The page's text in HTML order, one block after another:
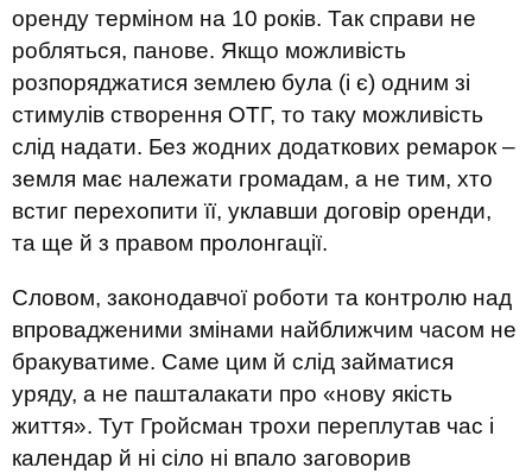
оренду терміном на 10 років. Так справи не
робляться, панове. Якщо можливість
розпоряджатися землею була (і є) одним зі
стимулів створення ОТГ, то таку можливість
слід надати. Без жодних додаткових ремарок –
земля має належати громадам, а не тим, хто
встиг перехопити її, уклавши договір оренди,
та ще й з правом пролонгації.
Словом, законодавчої роботи та контролю над
впровадженими змінами найближчим часом не
бракуватиме. Саме цим й слід займатися
уряду, а не пашталакати про «нову якість
життя». Тут Гройсман трохи переплутав час і
календар й ні сіло ні впало заговорив